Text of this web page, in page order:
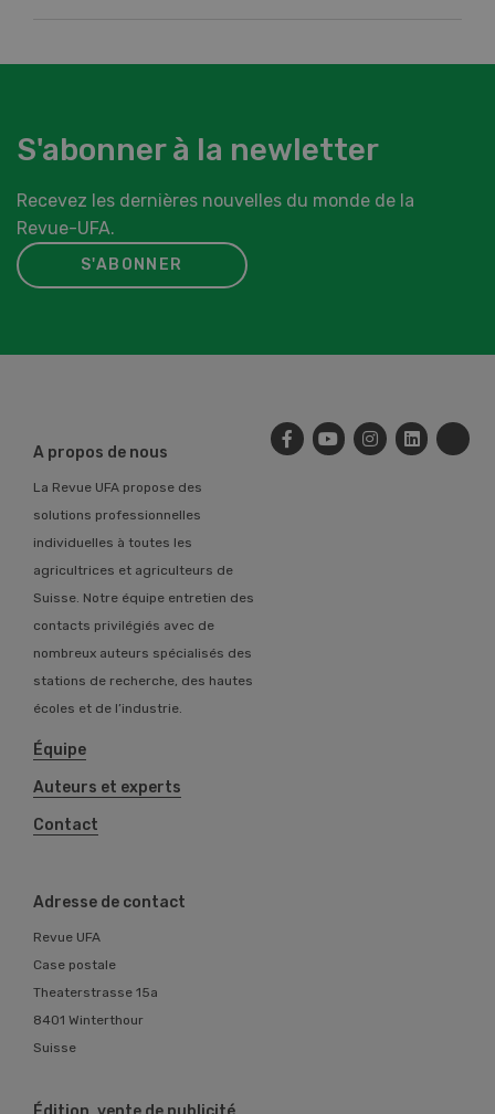
S'abonner à la newletter
Recevez les dernières nouvelles du monde de la
Revue-UFA.
S'ABONNER
A propos de nous
La Revue UFA propose des
solutions professionnelles
individuelles à toutes les
agricultrices et agriculteurs de
Suisse. Notre équipe entretien des
contacts privilégiés avec de
nombreux auteurs spécialisés des
stations de recherche, des hautes
écoles et de l’industrie.
Équipe
Auteurs et experts
Contact
Adresse de contact
Revue UFA
Case postale
Theaterstrasse 15a
8401 Winterthour
Suisse